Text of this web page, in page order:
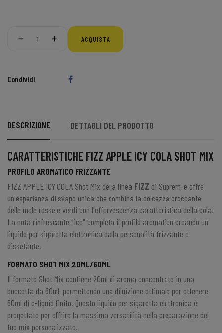
ACQUISTA
Condividi
DESCRIZIONE DETTAGLI DEL PRODOTTO
CARATTERISTICHE FIZZ APPLE ICY COLA SHOT MIX
PROFILO AROMATICO FRIZZANTE
FIZZ APPLE ICY COLA Shot Mix della linea FIZZ di Suprem-e offre
un'esperienza di svapo unica che combina la dolcezza croccante
delle mele rosse e verdi con l'effervescenza caratteristica della cola.
La nota rinfrescante "ice" completa il profilo aromatico creando un
liquido per sigaretta elettronica dalla personalità frizzante e
dissetante.
FORMATO SHOT MIX 20ML/60ML
Il formato Shot Mix contiene 20ml di aroma concentrato in una
boccetta da 60ml, permettendo una diluizione ottimale per ottenere
60ml di e-liquid finito. Questo liquido per sigaretta elettronica è
progettato per offrire la massima versatilità nella preparazione del
tuo mix personalizzato.